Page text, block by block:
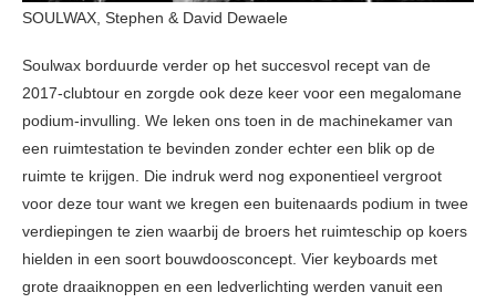
SOULWAX, Stephen & David Dewaele
Soulwax borduurde verder op het succesvol recept van de
2017-clubtour en zorgde ook deze keer voor een megalomane
podium-invulling. We leken ons toen in de machinekamer van
een ruimtestation te bevinden zonder echter een blik op de
ruimte te krijgen. Die indruk werd nog exponentieel vergroot
voor deze tour want we kregen een buitenaards podium in twee
verdiepingen te zien waarbij de broers het ruimteschip op koers
hielden in een soort bouwdoosconcept. Vier keyboards met
grote draaiknoppen en een ledverlichting werden vanuit een